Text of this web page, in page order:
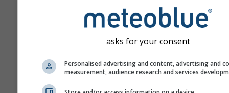
Meteogram
AGRO
asks for your consent
Personalised advertising and content, advertising and
measurement, audience research and services